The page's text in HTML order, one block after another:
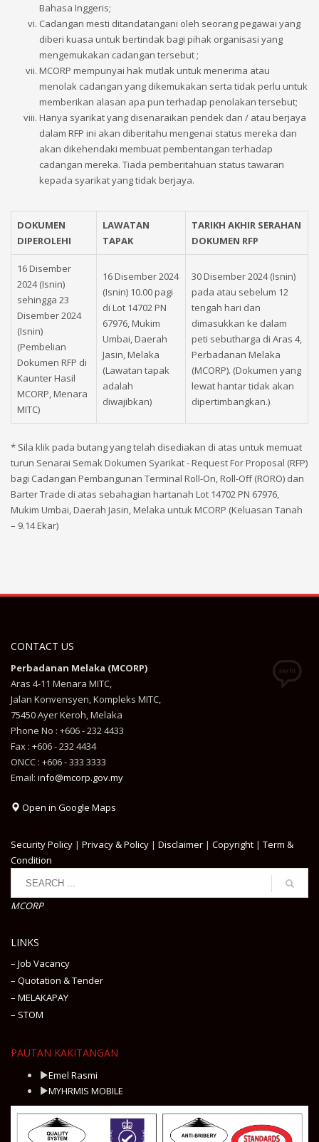
Bahasa Inggeris;
Cadangan mesti ditandatangani oleh seorang pegawai yang
diberi kuasa untuk bertindak bagi pihak organisasi yang
mengemukakan cadangan tersebut ;
MCORP mempunyai hak mutlak untuk menerima atau
menolak cadangan yang dikemukakan serta tidak perlu untuk
memberikan alasan apa pun terhadap penolakan tersebut;
Hanya syarikat yang disenaraikan pendek dan / atau berjaya
dalam RFP ini akan diberitahu mengenai status mereka dan
akan dikehendaki membuat pembentangan terhadap
cadangan mereka. Tiada pemberitahuan status tawaran
kepada syarikat yang tidak berjaya.
DOKUMEN
DIPEROLEHI
LAWATAN
TAPAK
TARIKH AKHIR SERAHAN
DOKUMEN RFP
16 Disember
2024 (Isnin)
sehingga 23
Disember 2024
(Isnin)
(Pembelian
Dokumen RFP di
Kaunter Hasil
MCORP, Menara
MITC)
16 Disember 2024
(Isnin) 10.00 pagi
di Lot 14702 PN
67976, Mukim
Umbai, Daerah
Jasin, Melaka
(Lawatan tapak
adalah
diwajibkan)
30 Disember 2024 (Isnin)
pada atau sebelum 12
tengah hari dan
dimasukkan ke dalam
peti sebutharga di Aras 4,
Perbadanan Melaka
(MCORP). (Dokumen yang
lewat hantar tidak akan
dipertimbangkan.)
* Sila klik pada butang yang telah disediakan di atas untuk memuat
turun Senarai Semak Dokumen Syarikat - Request For Proposal (RFP)
bagi Cadangan Pembangunan Terminal Roll-On, Roll-Off (RORO) dan
Barter Trade di atas sebahagian hartanah Lot 14702 PN 67976,
Mukim Umbai, Daerah Jasin, Melaka untuk MCORP (Keluasan Tanah
– 9.14 Ekar)
CONTACT US
Perbadanan Melaka (MCORP)
Aras 4-11 Menara MITC,
Jalan Konvensyen, Kompleks MITC,
75450 Ayer Keroh, Melaka
Phone No : +606 - 232 4433
Fax : +606 - 232 4434
ONCC : +606 - 333 3333
Email: info@mcorp.gov.my
Open in Google Maps
Security Policy | Privacy & Policy | Disclaimer | Copyright | Term &
Condition
MCORP
LINKS
– Job Vacancy
– Quotation & Tender
– MELAKAPAY
– STOM
PAUTAN KAKITANGAN
Emel Rasmi
MYHRMIS MOBILE